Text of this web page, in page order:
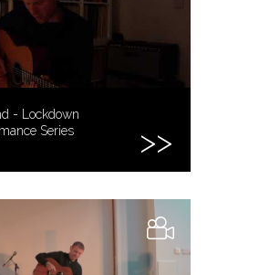
- Lockdown
Series